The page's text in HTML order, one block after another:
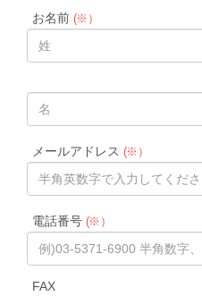
お名前(※）
メールアドレス (※）
電話番号(※）
FAX